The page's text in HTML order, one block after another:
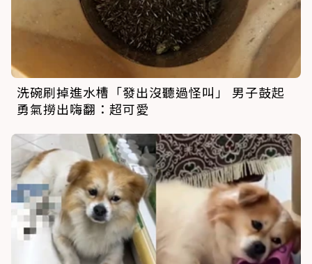
洗碗刷掉進水槽「發出沒聽過怪叫」 男子鼓起
勇氣撈出嗨翻：超可愛